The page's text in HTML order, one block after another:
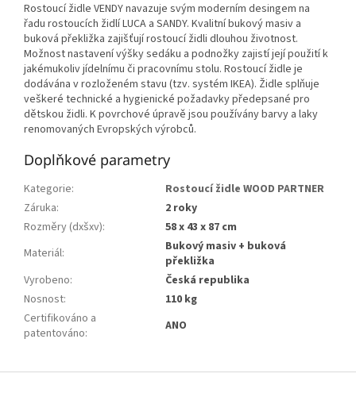
Rostoucí židle VENDY navazuje svým moderním desingem na
řadu rostoucích židlí LUCA a SANDY. Kvalitní bukový masiv a
buková překližka zajišťují rostoucí židli dlouhou životnost.
Možnost nastavení výšky sedáku a podnožky zajistí její použití k
jakémukoliv jídelnímu či pracovnímu stolu. Rostoucí židle je
dodávána v rozloženém stavu (tzv. systém IKEA). Židle splňuje
veškeré technické a hygienické požadavky předepsané pro
dětskou židli. K povrchové úpravě jsou používány barvy a laky
renomovaných Evropských výrobců.
Doplňkové parametry
Kategorie:
Rostoucí židle WOOD PARTNER
Záruka:
2 roky
Rozměry (dxšxv):
58 x 43 x 87 cm
Materiál:
Bukový masiv + buková
překližka
Vyrobeno:
Česká republika
Nosnost:
110 kg
Certifikováno a
patentováno: ANO
Z